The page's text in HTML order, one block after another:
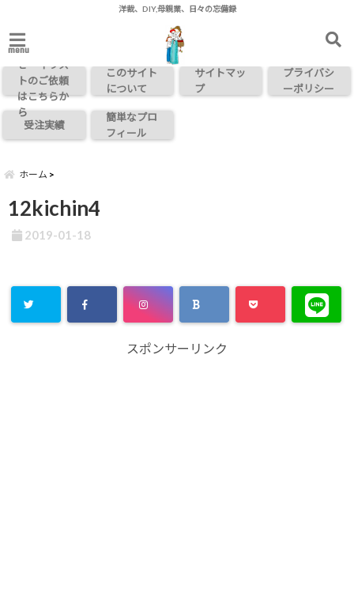
洋裁、DIY,母親業、日々の忘備録
menuお問い合わ
せ・イラス
トのご依頼
はこちらか
ら
このサイト
について
サイトマッ
プ
プライバシ
ーポリシー
受注実績
簡単なプロ
フィール
ホーム
12kichin4
2019-01-18
スポンサーリンク